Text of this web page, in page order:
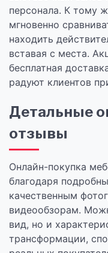
персонала. К тому
мгновенно
находить
вставая с места.
бесплатная
радуют клиентов
Детальные
отзывы
Онлайн-покупка
благодаря
качественным
видеообзорам.
вид, но и
трансформации,